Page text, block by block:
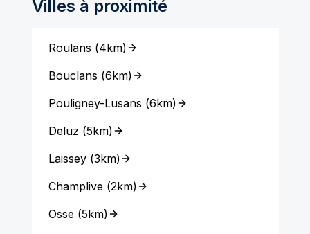
Villes à proximité
Roulans (4km)
Bouclans (6km)
Pouligney-Lusans (6km)
Deluz (5km)
Laissey(3km)
Champlive(2km)
Osse(5km)